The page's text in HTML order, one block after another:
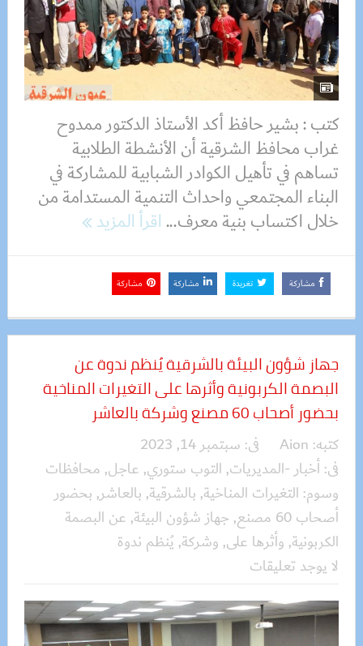
كتب : بشير حافظ أكد الأستاذ الدكتور ممدوح
غراب محافظ الشرقية أن الأنشطة الطلابية
تساهم في تأهيل الكوادر الشبابية للمشاركة في
البناء المجتمعي واحداث التنمية المستدامة من
خلال اكتساب بنية معرف...اقرأ المزيد
مشاركة تغريدة مشاركة مشاركة
جهاز شؤون البيئة بالشرقية يُنظم ندوة عن
البصمة الكربونية وأثرها على التغيرات المناخية
بحضور أصحاب 60 مصنع وشركة بالعاشر
كتبه: Aion فى: سبتمبر 14, 2023
فى:أخبار -المديريات, التوب ستوري, عاجل, محافظات
وسوم: التغيرات المناخية, بالشرقية, بالعاشر, بحضور
أصحاب 60 مصنع
, جهاز شؤون البيئة, عن البصمة
الكربونية, وأثرها على, وشركة, يُنظم ندوة
لا يوجد تعليقات